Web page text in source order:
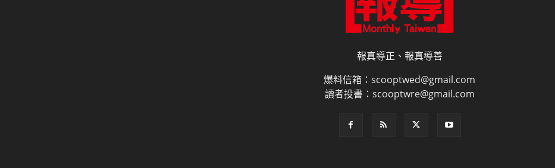
報真導正、報真導善
爆料信箱：scooptwed@gmail.com
讀者投書：scooptwre@gmail.com